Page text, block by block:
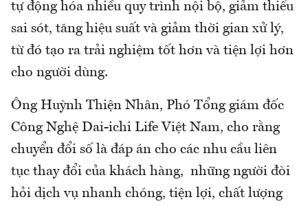
tự động hóa nhiều quy trình nội bộ, giảm thiểu
sai sót, tăng hiệu suất và giảm thời gian xử lý,
từ đó tạo ra trải nghiệm tốt hơn và tiện lợi hơn
cho người dùng.
Ông Huỳnh Thiện Nhân, Phó Tổng giám đốc
Công Nghệ Dai-ichi Life Việt Nam, cho rằng
chuyển đổi số là đáp án cho các nhu cầu liên
tục thay đổi của khách hàng, những người đòi
hỏi dịch vụ nhanh chóng, tiện lợi, chất lượng